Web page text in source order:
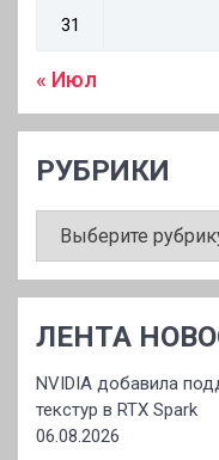
31
« Июл
РУБРИКИ
ЛЕНТА
NVIDIA добавила
текстур в RTX Spark
06.08.2026